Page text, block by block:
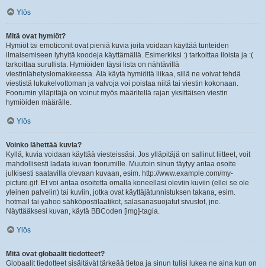
Ylös
Mitä ovat hymiöt?
Hymiöt tai emoticonit ovat pieniä kuvia joita voidaan käyttää tunteiden
ilmaisemiseen lyhyitä koodeja käyttämällä. Esimerkiksi :) tarkoittaa iloista ja :(
tarkoittaa surullista. Hymiöiden täysi lista on nähtävillä
viestinlähetyslomakkeessa. Älä käytä hymiöitä liikaa, sillä ne voivat tehdä
viestistä lukukelvottoman ja valvoja voi poistaa niitä tai viestin kokonaan.
Foorumin ylläpitäjä on voinut myös määritellä rajan yksittäisen viestin
hymiöiden määrälle.
Ylös
Voinko lähettää kuvia?
Kyllä, kuvia voidaan käyttää viesteissäsi. Jos ylläpitäjä on sallinut liitteet, voit
mahdollisesti ladata kuvan foorumille. Muutoin sinun täytyy antaa osoite
julkisesti saatavilla olevaan kuvaan, esim. http://www.example.com/my-
picture.gif. Et voi antaa osoitetta omalla koneellasi oleviin kuviin (ellei se ole
yleinen palvelin) tai kuviin, jotka ovat käyttäjätunnistuksen takana, esim.
hotmail tai yahoo sähköpostilaatikot, salasanasuojatut sivustot, jne.
Näyttääksesi kuvan, käytä BBCoden [img]-tagia.
Ylös
Mitä ovat globaalit tiedotteet?
Globaalit tiedotteet sisältävät tärkeää tietoa ja sinun tulisi lukea ne aina kun on